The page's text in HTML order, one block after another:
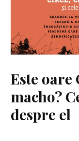
Este oare
macho?
despre el